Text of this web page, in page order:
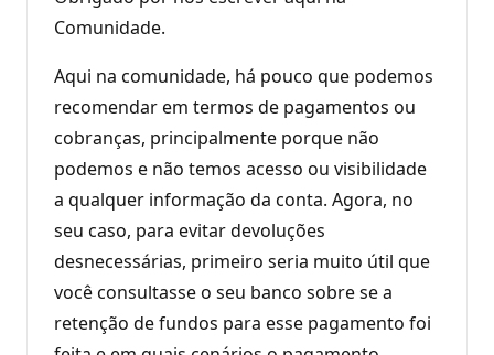
Comunidade.
Aqui na comunidade, há pouco que podemos
recomendar em termos de pagamentos ou
cobranças, principalmente porque não
podemos e não temos acesso ou visibilidade
a qualquer informação da conta. Agora, no
seu caso, para evitar devoluções
desnecessárias, primeiro seria muito útil que
você consultasse o seu banco sobre se a
retenção de fundos para esse pagamento foi